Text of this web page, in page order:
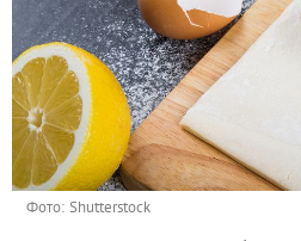
Фото: Shutterstock